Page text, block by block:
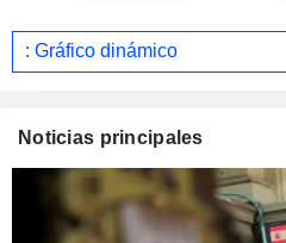
: Gráfico dinámico
Noticias principales